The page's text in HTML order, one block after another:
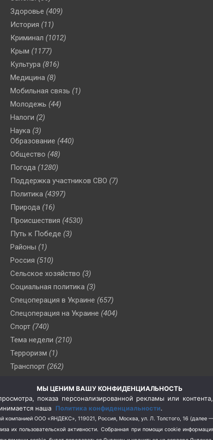
Здоровье (409)
История (11)
Криминал (1012)
Крым (1177)
Культура (816)
Медицина (8)
Мобильная связь (1)
Молодежь (44)
Налоги (2)
Наука (3)
Образование (440)
Общество (48)
Погода (1280)
Поддержка участников СВО (7)
Политика (4397)
Природа (16)
Происшествия (4530)
Путь к Победе (3)
Районы (1)
Россия (510)
Сельское хозяйство (3)
Социальная политика (3)
Спецоперация в Украине (657)
Спецоперация на Украине (404)
Спорт (740)
Тема недели (210)
Терроризм (1)
Транспорт (262)
(76)
Цены (2)
Школа и спорт (2)
Экология (8)
МЫ ЦЕНИМ ВАШУ КОНФИДЕНЦИАЛЬНОСТЬ
показа персонализированной рекламы или
наша Политика конфиденциальности.
компанией ООО «ЯНДЕКС», 119021, Россия, Москва, ул. Л. Толстого, 16
их пользовательской активности. Собранная при помощи cookie